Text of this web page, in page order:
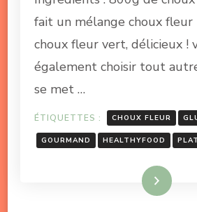
fait un mélange choux fleur
choux fleur vert, délicieux !
également choisir tout
se met …
ÉTIQUETTES : CHOUX FLEUR
GOURMAND HEALTHYFOOD
Lire la suite